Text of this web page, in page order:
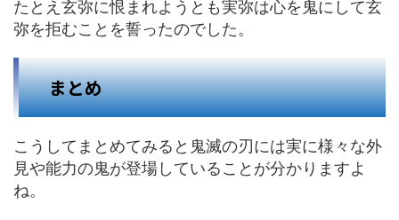
たとえ玄弥に恨まれようとも実弥は心を鬼にして玄
弥を拒むことを誓ったのでした。
まとめ
こうしてまとめてみると鬼滅の刃には実に様々な外
見や能力の鬼が登場していることが分かりますよ
ね。